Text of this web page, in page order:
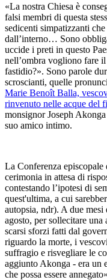
«La nostra Chiesa è
falsi membri di questa
sedicenti simpatizzanti
dall’interno… Sono
uccide i preti in questo
nell’ombra vogliono fare
fastidio?». Sono parole
scroscianti, quelle
Marie Benoît Balla,
rinvenuto nelle acque del
monsignor Joseph
suo amico intimo.
La Conferenza episcopale
cerimonia in attesa di
contestando l’ipotesi di
quest'ultima, a cui
autopsia, ndr). A due
agosto, per sollecitare
scarsi sforzi fatti dal
riguardo la morte, i
suffragio e risvegliare le
aggiunto Akonga - era un
che possa essere